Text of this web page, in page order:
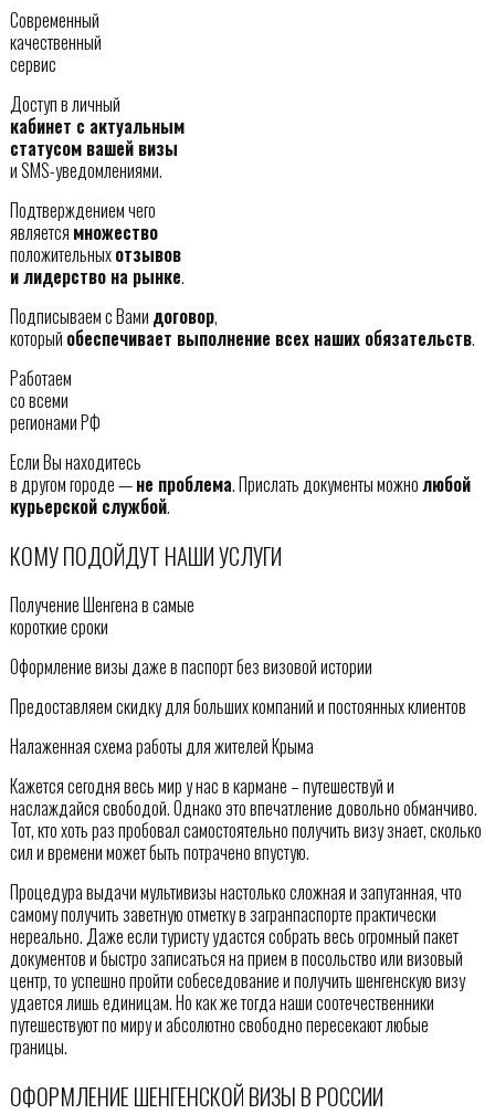
Современный
качественный
сервис
Доступ в личный
кабинет с актуальным
статусом вашей визы
и SMS-уведомлениями.
Подтверждением чего
является множество
положительныхотзывов
и лидерство на рынке.
Подписываем с Вами договор,
который обеспечивает выполнение всех наших обязательств.
Работаем
со всеми
регионами РФ
Если Вы находитесь
в другом городе —не проблема. Прислать документы можнолюбой
курьерской службой.
КОМУ ПОДОЙДУТ НАШИ УСЛУГИ
Получение Шенгена в самые
короткие сроки
Оформление визы даже в паспорт без визовой истории
Предоставляем скидку для больших компаний и постоянных клиентов
Налаженная схема работы для жителей Крыма
Кажется сегодня весь мир у нас в кармане – путешествуй и
наслаждайся свободой. Однако это впечатление довольно обманчиво.
Тот, кто хоть раз пробовал самостоятельно получить визу знает, сколько
сил и времени может быть потрачено впустую.
Процедура выдачи мультивизы настолько сложная и запутанная, что
самому получить заветную отметку в загранпаспорте практически
нереально. Даже если туристу удастся собрать весь огромный пакет
документов и быстро записаться на прием в посольство или визовый
центр, то успешно пройти собеседование и получить шенгенскую визу
удается лишь единицам. Но как же тогда наши соотечественники
путешествуют по миру и абсолютно свободно пересекают любые
границы.
ОФОРМЛЕНИЕ ШЕНГЕНСКОЙ ВИЗЫ В РОССИИ